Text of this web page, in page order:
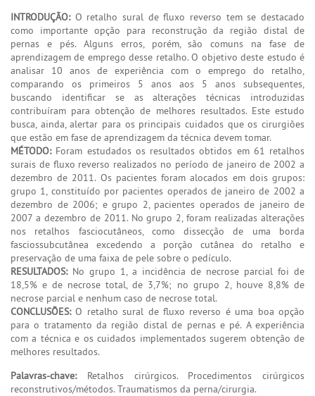
INTRODUÇÃO:O retalho sural de fluxo reverso tem se destacado
como importante opção para reconstrução da região distal de
pernas e pés. Alguns erros, porém, são comuns na fase de
aprendizagem de emprego desse retalho. O objetivo deste estudo é
analisar 10 anos de experiência com o emprego do retalho,
comparando os primeiros 5 anos aos 5 anos subsequentes,
buscando identificar se as alterações técnicas introduzidas
contribuíram para obtenção de melhores resultados. Este estudo
busca, ainda, alertar para os principais cuidados que os cirurgiões
que estão em fase de aprendizagem da técnica devem tomar.
MÉTODO:Foram estudados os resultados obtidos em 61 retalhos
surais de fluxo reverso realizados no período de janeiro de 2002 a
dezembro de 2011. Os pacientes foram alocados em dois grupos:
grupo 1, constituído por pacientes operados de janeiro de 2002 a
dezembro de 2006; e grupo 2, pacientes operados de janeiro de
2007 a dezembro de 2011. No grupo 2, foram realizadas alterações
nos retalhos fasciocutâneos, como dissecção de uma borda
fasciossubcutânea excedendo a porção cutânea do retalho e
preservação de uma faixa de pele sobre o pedículo.
RESULTADOS:No grupo 1, a incidência de necrose parcial foi de
18,5% e de necrose total, de 3,7%; no grupo 2, houve 8,8% de
necrose parcial e nenhum caso de necrose total.
CONCLUSÕES:O retalho sural de fluxo reverso é uma boa opção
para o tratamento da região distal de pernas e pé. A experiência
com a técnica e os cuidados implementados sugerem obtenção de
melhores resultados.
Palavras-chave:Retalhos cirúrgicos. Procedimentos cirúrgicos
reconstrutivos/métodos. Traumatismos da perna/cirurgia.